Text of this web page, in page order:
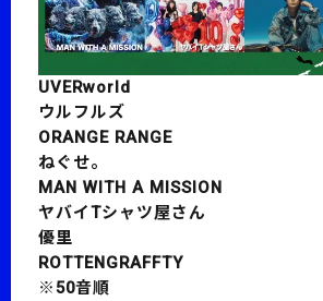
UVERworld
ウルフルズ
ORANGE RANGE
ねぐせ。
MAN WITH A MISSION
ヤバイTシャツ屋さん
優里
ROTTENGRAFFTY
※50音順